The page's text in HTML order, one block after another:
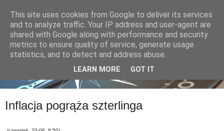
Inflacja pogrąża szterlinga
This site uses cookies from Google to deliver its services
and to analyze traffic. Your IP address and user-agent are
shared with Google along with performance and security
metrics to ensure quality of service, generate usage
statistics, and to detect and address abuse.
LEARN MORE GOT IT